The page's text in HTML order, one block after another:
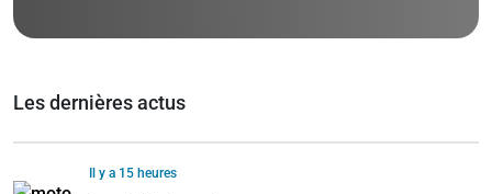
Les dernières actus
Il y a 15 heures